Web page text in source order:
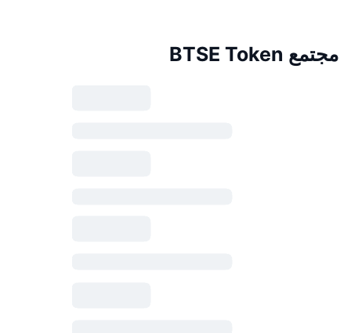
مجتمع BTSE Token